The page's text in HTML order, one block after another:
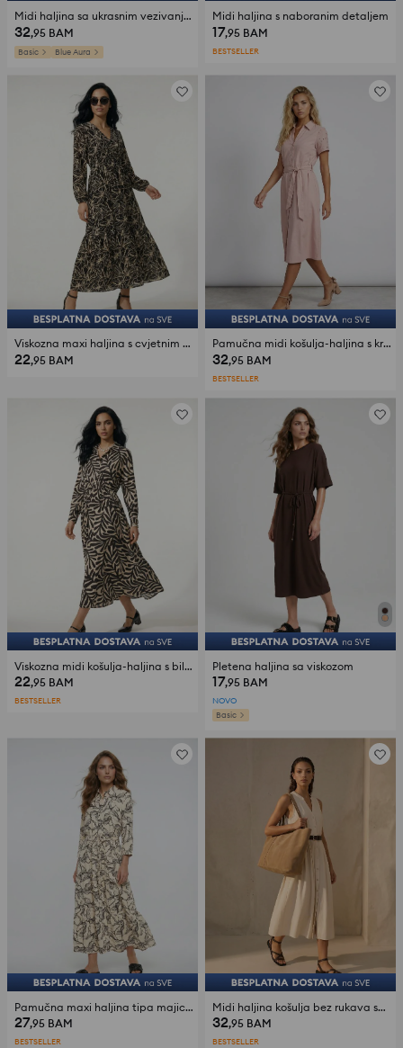
Midi haljina sa ukrasnim vezivanjem sa viskozom
32,95 BAM
Basic Blue Aura
Midi haljina s naboranim detaljem
17,95 BAM
BESTSELLER
Viskozna maxi haljina s cvjetnim uzorkom
22,95 BAM
Pamučna midi košulja-haljina s kratkim rukavima
32,95 BAM
BESTSELLER
Viskozna midi košulja-haljina s biljnim uzorkom
22,95 BAM
BESTSELLER
Pletena haljina sa viskozom
17,95 BAM
NOVO
Basic
Pamučna maxi haljina tipa majica s pojasom
27,95 BAM
BESTSELLER
Midi haljina košulja bez rukava sa pojasom
32,95 BAM
BESTSELLER